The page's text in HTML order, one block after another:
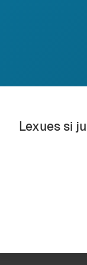
lidhjet
Lexues si